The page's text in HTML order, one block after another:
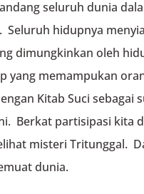
seluruh dunia
Seluruh hidupnya
dimungkinkan oleh
yang memampukan
Kitab Suci
Berkat partisipasi kita
misteri Tritunggal.
dunia.